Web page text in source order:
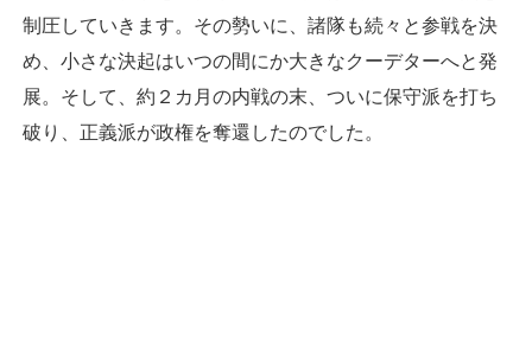
制圧していきます。その勢いに、諸隊も続々と参戦を決
め、小さな決起はいつの間にか大きなクーデターへと発
展。そして、約２カ月の内戦の末、ついに保守派を打ち
破り、正義派が政権を奪還したのでした。